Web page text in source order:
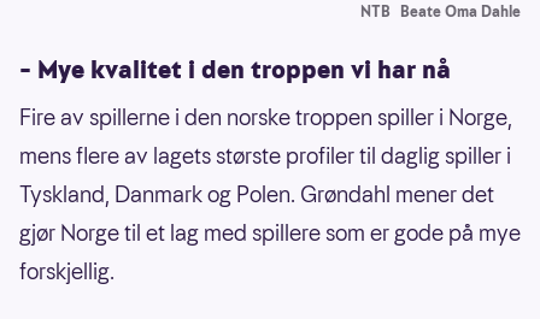
NTB Beate Oma Dahle
– Mye kvalitet i den troppen vi har nå
Fire av spillerne i den norske troppen spiller i Norge,
mens flere av lagets største profiler til daglig spiller i
Tyskland, Danmark og Polen. Grøndahl mener det
gjør Norge til et lag med spillere som er gode på mye
forskjellig.